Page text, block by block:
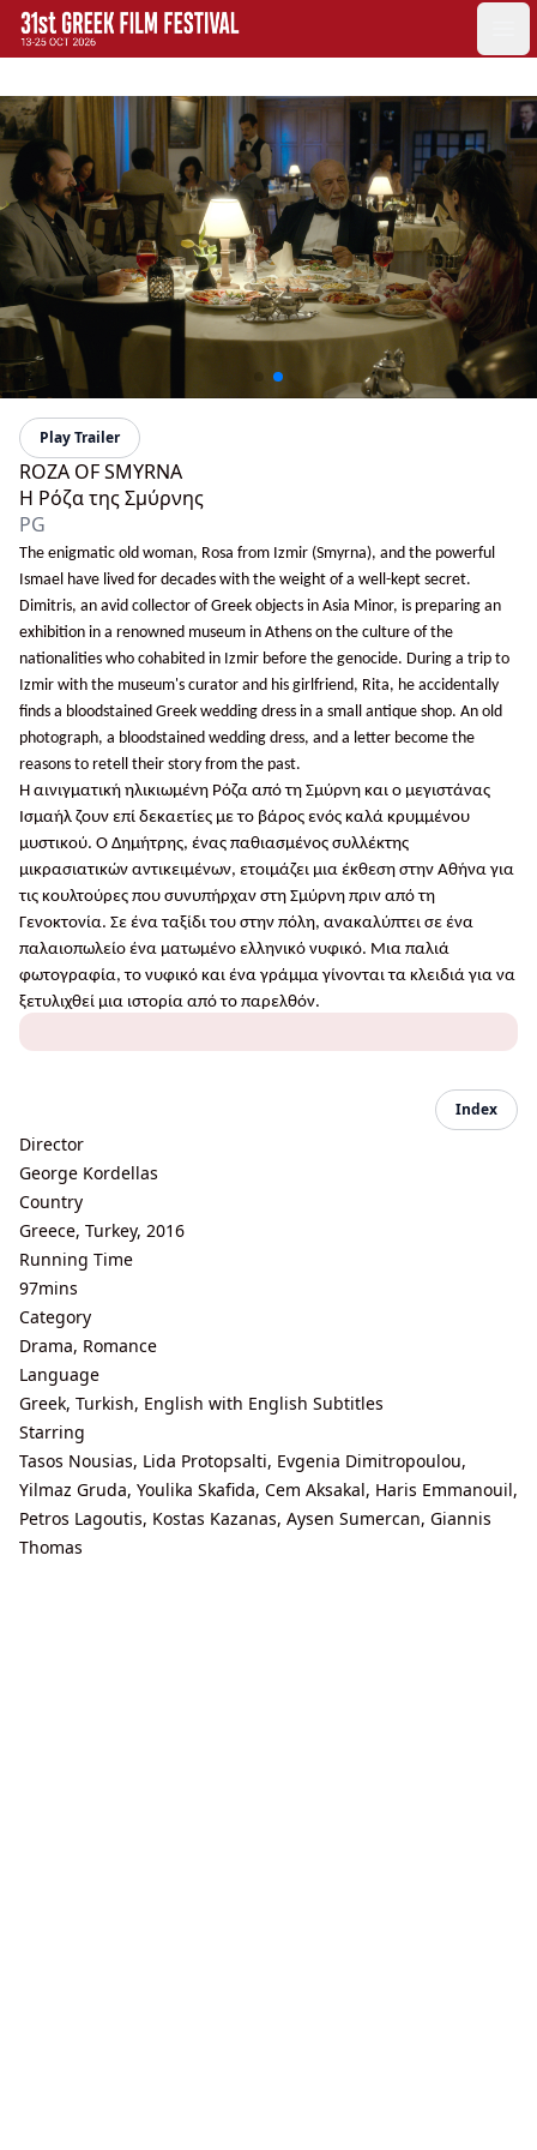
GFF
Greek Film Festival:
Play Trailer
ROZA OF SMYRNA
Η Ρόζα της Σμύρνης
PG
The enigmatic old woman, Rosa from Izmir (Smyrna), and the powerful
Ismael have lived for decades with the weight of a well-kept secret.
Dimitris, an avid collector of Greek objects in Asia Minor, is preparing an
exhibition in a renowned museum in Athens on the culture of the
nationalities who cohabited in Izmir before the genocide. During a trip to
Izmir with the museum's curator and his girlfriend, Rita, he accidentally
finds a bloodstained Greek wedding dress in a small antique shop. An old
photograph, a bloodstained wedding dress, and a letter become the
reasons to retell their story from the past.
Η αινιγματική ηλικιωμένη Ρόζα από τη Σμύρνη και ο μεγιστάνας
Ισμαήλ ζουν επί δεκαετίες με το βάρος ενός καλά κρυμμένου
μυστικού. Ο Δημήτρης, ένας παθιασμένος συλλέκτης
μικρασιατικών αντικειμένων, ετοιμάζει μια έκθεση στην Αθήνα για
τις κουλτούρες που συνυπήρχαν στη Σμύρνη πριν από τη
Γενοκτονία. Σε ένα ταξίδι του στην πόλη, ανακαλύπτει σε ένα
παλαιοπωλείο ένα ματωμένο ελληνικό νυφικό. Μια παλιά
φωτογραφία, το νυφικό και ένα γράμμα γίνονται τα κλειδιά για να
ξετυλιχθεί μια ιστορία από το παρελθόν.
Index
Director
George Kordellas
Country
Greece, Turkey, 2016
Running Time
97mins
Category
Drama, Romance
Language
Greek, Turkish, English with English Subtitles
Starring
Tasos Nousias, Lida Protopsalti, Evgenia Dimitropoulou,
Yilmaz Gruda, Youlika Skafida, Cem Aksakal, Haris Emmanouil,
Petros Lagoutis, Kostas Kazanas, Aysen Sumercan, Giannis
Thomas